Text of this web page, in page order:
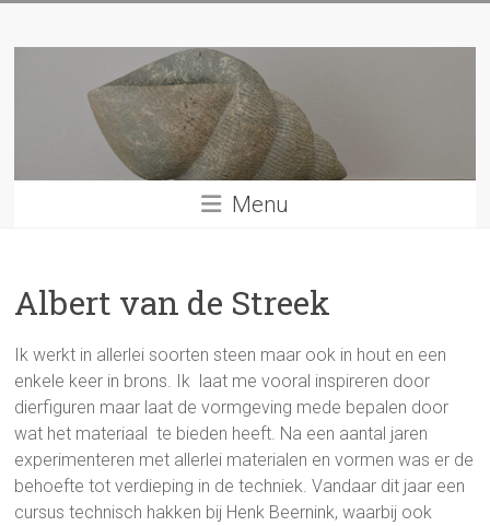
Beeldhouwersgilde
Hattem
Menu
Albert van de Streek
Ik werkt in allerlei soorten steen maar ook in hout en een
enkele keer in brons. Ik laat me vooral inspireren door
dierfiguren maar laat de vormgeving mede bepalen door
wat het materiaal te bieden heeft. Na een aantal jaren
experimenteren met allerlei materialen en vormen was er de
behoefte tot verdieping in de techniek. Vandaar dit jaar een
cursus technisch hakken bij Henk Beernink, waarbij ook